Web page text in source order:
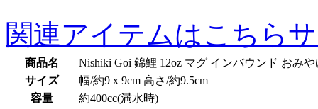
関連アイテムはこちら
商品名
Nishiki Goi 錦鯉 12oz マグ インバウンド おみや
サイズ
幅/約9 x 9cm 高さ/約9.5cm
容量
約400cc(満水時)